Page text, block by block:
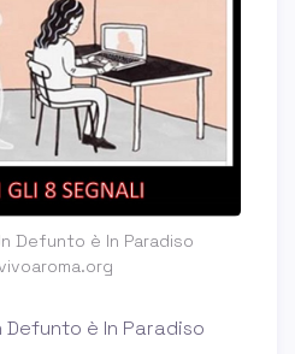
Defunto è In Paradiso